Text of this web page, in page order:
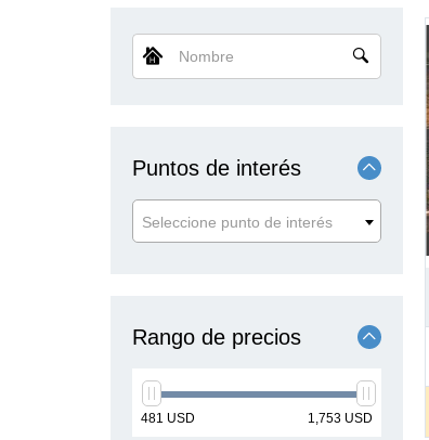
Nombre
Puntos de interés
Seleccione punto de interés
Rango de precios
min
481 USD
max
1,753 USD